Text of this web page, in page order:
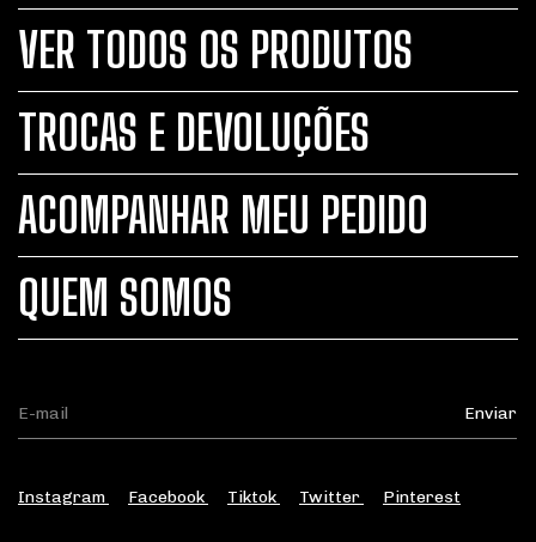
VER TODOS OS PRODUTOS
TROCAS E DEVOLUÇÕES
ACOMPANHAR MEU PEDIDO
QUEM SOMOS
Instagram Facebook Tiktok Twitter Pinterest